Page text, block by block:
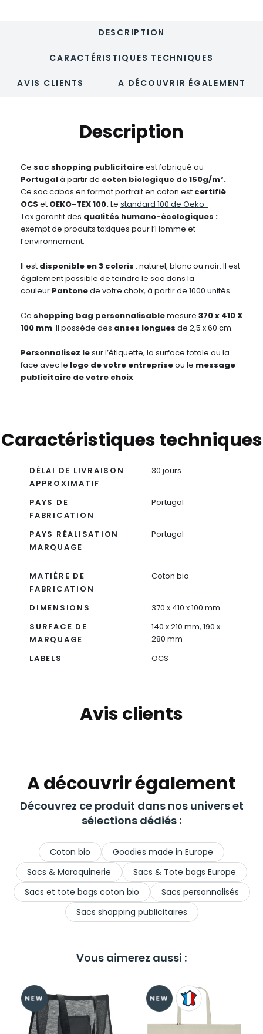
DESCRIPTION
CARACTÉRISTIQUES TECHNIQUES
AVIS CLIENTS A DÉCOUVRIR ÉGALEMENT
Description
Ce sac shopping publicitaireest fabriqué au
Portugalà partir de coton biologique de 150g/m².
Ce sac cabas en format portrait en coton est certifié
OCS et OEKO-TEX 100.Le standard 100 de Oeko-
Texgarantit des qualités humano-écologiques :
exempt de produits toxiques pour l’Homme et
l’environnement.
Il est disponible en 3 coloris : naturel, blanc ou noir. Il est
également possible de teindre le sac dans la
couleur Pantonede votre choix, à partir de 1000 unités.
Ce shopping bag personnalisablemesure 370 x 410 X
100 mm. Il possède des anses longues de 2,5 x 60 cm.
Personnalisez lesur l’étiquette, la surface totale ou la
face avec le logo de votre entrepriseou le message
publicitaire de votre choix.
Caractéristiques techniques
DÉLAI DE LIVRAISON
APPROXIMATIF
30 jours
PAYS DE
FABRICATION
Portugal
PAYS RÉALISATION
MARQUAGE
Portugal
MATIÈRE DE
FABRICATION
Coton bio
DIMENSIONS
370 x 410 x 100 mm
SURFACE DE
MARQUAGE
140 x 210 mm, 190 x
280 mm
LABELS
OCS
Avis clients
A découvrir également
Découvrez ce produit dans nos univers et
sélections dédiés :
Coton bio
Goodies made in Europe
Sacs & Maroquinerie
Sacs & Tote bags Europe
Sacs et tote bags coton bio
Sacs personnalisés
Sacs shopping publicitaires
Vous aimerez aussi :